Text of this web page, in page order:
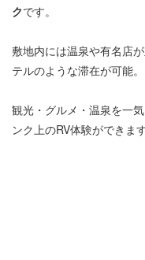
クです。
敷地内には温泉や有名店
テルのような滞在が可能。
観光・グルメ・温泉を一
ンク上のRV体験ができます